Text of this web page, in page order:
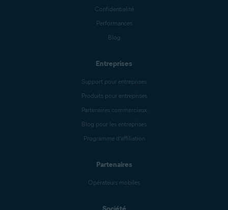
Confidentialité
Performances
Blog
Entreprises
Support pour entreprises
Produits pour entreprises
Partenaires commerciaux
Blog pour les entreprises
Programme d’affiliation
Partenaires
Opérateurs mobiles